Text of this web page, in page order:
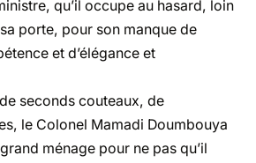
qu’il occupe au hasard, loin
porte, pour son manque de
et d’élégance et
seconds couteaux, de
le Colonel Mamadi Doumbouya
ménage pour ne pas qu’il